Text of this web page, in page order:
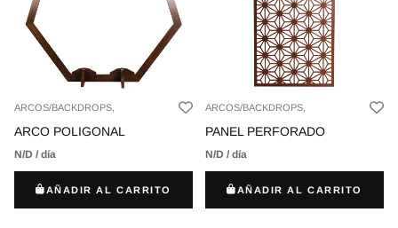
ARCOS/BACKDROPS,
ARCO POLIGONAL
N/D / día
AÑADIR AL CARRITO
ARCOS/BACKDROPS,
PANEL PERFORADO
N/D / día
AÑADIR AL CARRITO